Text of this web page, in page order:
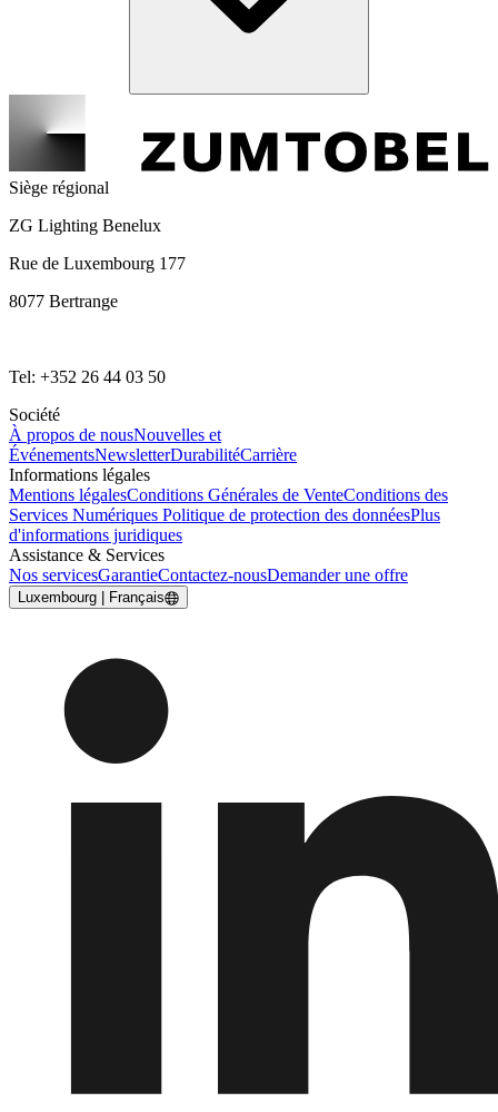
Siège régional
ZG Lighting Benelux
Rue de Luxembourg 177
8077 Bertrange
Tel: +352 26 44 03 50
Société
À propos de nousNouvelles et
ÉvénementsNewsletterDurabilitéCarrière
Informations légales
Mentions légalesConditions Générales de VenteConditions des
Services Numériques Politique de protection des donnéesPlus
d'informations juridiques
Assistance & Services
Nos servicesGarantieContactez-nousDemander une offre
Luxembourg | Français